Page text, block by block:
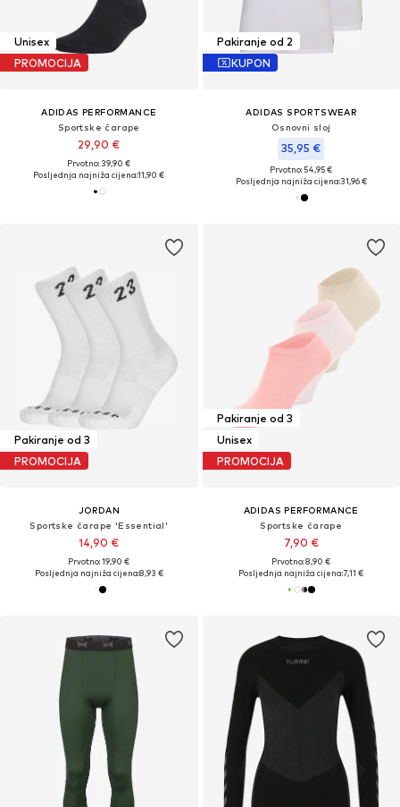
Unisex
PROMOCIJA
ADIDAS PERFORMANCE
Sportske čarape
29,90 €
Prvotno: 39,90 €
Posljednja najniža cijena:11,90 €
Pakiranje od 2
KUPON
ADIDAS SPORTSWEAR
Osnovni sloj
35,95 €
Prvotno: 54,95 €
Posljednja najniža cijena:31,96 €
Pakiranje od 3
PROMOCIJA
JORDAN
Sportske čarape 'Essential'
14,90 €
Prvotno: 19,90 €
Posljednja najniža cijena:8,93 €
Pakiranje od 3
Unisex
PROMOCIJA
ADIDAS PERFORMANCE
Sportske čarape
7,90 €
Prvotno: 8,90 €
Posljednja najniža cijena:7,11 €